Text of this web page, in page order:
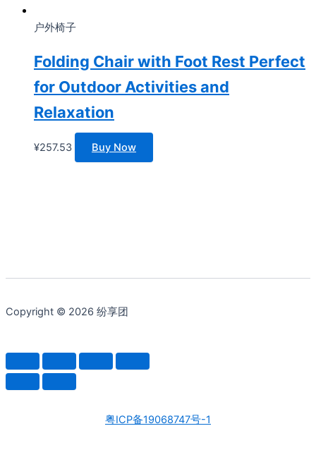
户外椅子
Folding Chair with Foot Rest Perfect
for Outdoor Activities and
Relaxation
¥257.53 Buy Now
Copyright © 2026 纷享团
粤ICP备19068747号-1